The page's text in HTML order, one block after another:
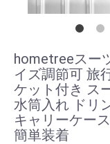
hometreeスー
イズ調節可 旅
ケット付き ス
水筒入れ ドリ
キャリーケー
簡単装着